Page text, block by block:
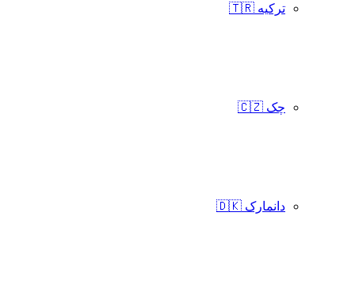
ترکیه 🇹🇷
چک 🇨🇿
دانمارک 🇩🇰